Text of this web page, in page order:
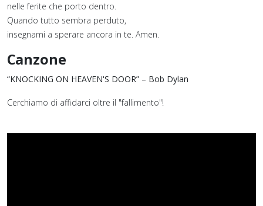
nelle ferite che porto dentro.
Quando tutto sembra perduto,
insegnami a sperare ancora in te. Amen.
Canzone
“KNOCKING ON HEAVEN'S DOOR” – Bob Dylan
Cerchiamo di affidarci oltre il "fallimento"!